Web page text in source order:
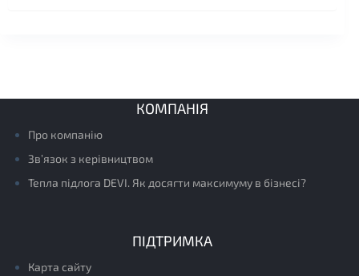
КОМПАНІЯ
Про компанію
Зв’язок з керівництвом
Тепла підлога DEVI. Як досягти максимуму в бізнесі?
ПІДТРИМКА
Карта сайту